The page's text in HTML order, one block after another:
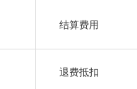
结算费用
退费抵扣